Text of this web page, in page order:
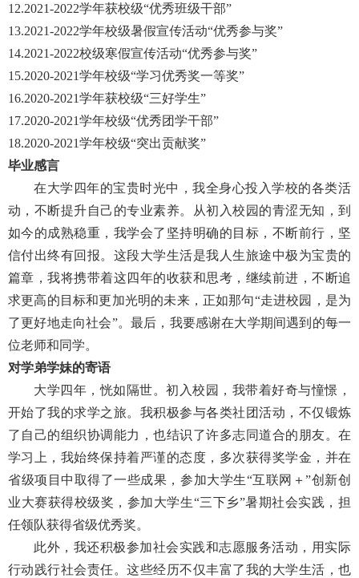
12.2021-2022学年获校级“优秀班级干部”
13.2021-2022学年校级暑假宣传活动“优秀参与奖”
14.2021-2022校级寒假宣传活动“优秀参与奖”
15.2020-2021学年校级“学习优秀奖一等奖”
16.2020-2021学年获校级“三好学生”
17.2020-2021学年校级“优秀团学干部”
18.2020-2021学年校级“突出贡献奖”
毕业感言
在大学四年的宝贵时光中，我全身心投入学校的各类活
动，不断提升自己的专业素养。从初入校园的青涩无知，到
如今的成熟稳重，我学会了坚持明确的目标，不断前行，坚
信付出终有回报。这段大学生活是我人生旅途中极为宝贵的
篇章，我将携带着这四年的收获和思考，继续前进，不断追
求更高的目标和更加光明的未来，正如那句“走进校园，是为
了更好地走向社会”。最后，我要感谢在大学期间遇到的每一
位老师和同学。
对学弟学妹的寄语
大学四年，恍如隔世。初入校园，我带着好奇与憧憬，
开始了我的求学之旅。我积极参与各类社团活动，不仅锻炼
了自己的组织协调能力，也结识了许多志同道合的朋友。在
学习上，我始终保持着严谨的态度，多次获得奖学金，并在
省级项目中取得了一些成果，参加大学生“互联网＋”创新创
业大赛获得校级奖，参加大学生“三下乡”暑期社会实践，担
任领队获得省级优秀奖。
此外，我还积极参加社会实践和志愿服务活动，用实际
行动践行社会责任。这些经历不仅丰富了我的大学生活，也